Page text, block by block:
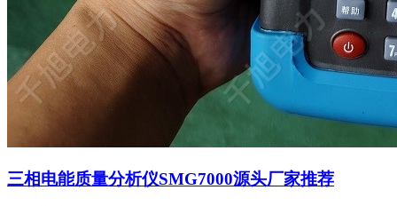
三相电能质量分析仪SMG7000源头厂家推荐